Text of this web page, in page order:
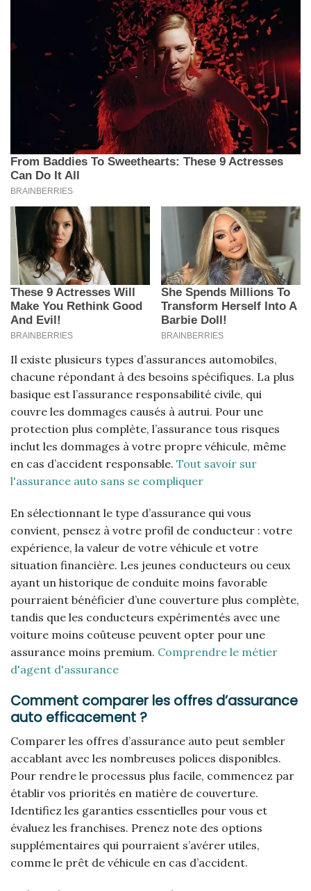
Il existe plusieurs types d’assurances automobiles,
chacune répondant à des besoins spécifiques. La plus
basique est l’assurance responsabilité civile, qui
couvre les dommages causés à autrui. Pour une
protection plus complète, l’assurance tous risques
inclut les dommages à votre propre véhicule, même
en cas d’accident responsable. Tout savoir sur
l'assurance auto sans se compliquer
En sélectionnant le type d’assurance qui vous
convient, pensez à votre profil de conducteur : votre
expérience, la valeur de votre véhicule et votre
situation financière. Les jeunes conducteurs ou ceux
ayant un historique de conduite moins favorable
pourraient bénéficier d’une couverture plus complète,
tandis que les conducteurs expérimentés avec une
voiture moins coûteuse peuvent opter pour une
assurance moins premium. Comprendre le métier
d'agent d'assurance
Comment comparer les offres d’assurance
auto efficacement ?
Comparer les offres d’assurance auto peut sembler
accablant avec les nombreuses polices disponibles.
Pour rendre le processus plus facile, commencez par
établir vos priorités en matière de couverture.
Identifiez les garanties essentielles pour vous et
évaluez les franchises. Prenez note des options
supplémentaires qui pourraient s’avérer utiles,
comme le prêt de véhicule en cas d’accident.